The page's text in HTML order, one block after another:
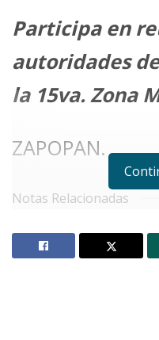
Participa en
autoridades
la 15va. Zona
ZAPOPAN.
Notas Relacionadas
Nayarit reafirma su
de Xalisco